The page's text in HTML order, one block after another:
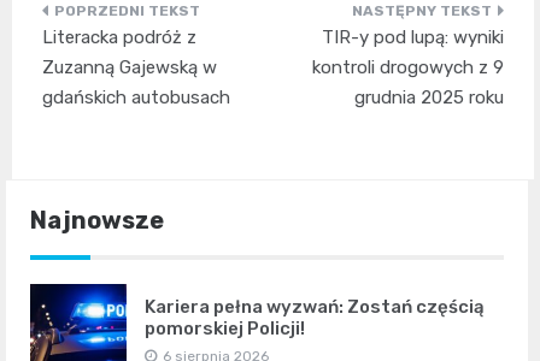
Nawigacja
wpisu
Literacka podróż z
Zuzanną Gajewską w
gdańskich autobusach
TIR-y pod lupą: wyniki
kontroli drogowych z 9
grudnia 2025 roku
Najnowsze
Kariera pełna wyzwań: Zostań częścią
pomorskiej Policji!
6 sierpnia 2026